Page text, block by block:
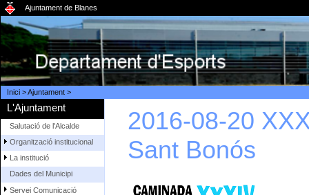
Ajuntament de Blanes
Inici>Ajuntament>
L'Ajuntament
Salutació de l'Alcalde
Organització institucional
La institució
Dades del Municipi
Servei Comunicació
2016-08-20
Sant Bonós